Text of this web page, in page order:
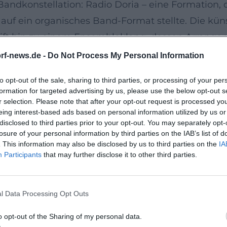
news.de - Do Not Process My Personal Information
opt-out of the sale, sharing to third parties, or processing of your
for targeted advertising by us, please use the below opt-out
selection. Please note that after your opt-out request is processed
interest-based ads based on personal information utilized by us
to third parties prior to your opt-out. You may separately
of your personal information by third parties on the IAB’s list of
This information may also be disclosed by us to third parties on the
Participants that may further disclose it to other third parties.
Data Processing Opt Outs
opt-out of the Sharing of my personal data.
Radio Doria – eine
ein organisches Band-Format stellte. Die
hin zu einem Ensembleklang, dessen
Hooks und narrative Lyrics auszeichnen.
und Songdramaturgie
die in Live-Situationen ihre volle
fein austarierten Dynamik zwischen
Spannungsfelder öffnet. Songs wie
textlich eine literarische Handschrift, die mit
arbeitet. So treffen Ohrwurm-Harmonien
Kritiken hoben wiederholt die
Livebühnen spürbar werden. (Kritische